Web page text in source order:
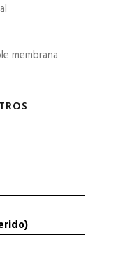
membrana